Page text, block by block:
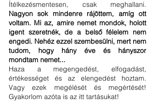
Nagyon sok mindenre rájöttem, amíg ott
voltam. Mi az, amire nemet mondok, holott
igent szeretnék, de a belső félelem nem
engedi. Nehéz ezzel szembesülni, mert nem
tudom, hogy hány éve és hányszor
mondtam nemet...
Haza a megengedést, elfogadást,
értékességet és az elengedést hoztam.
Vagy ezek megélését és megértését!
Gyakorlom azóta is az itt tartásukat!